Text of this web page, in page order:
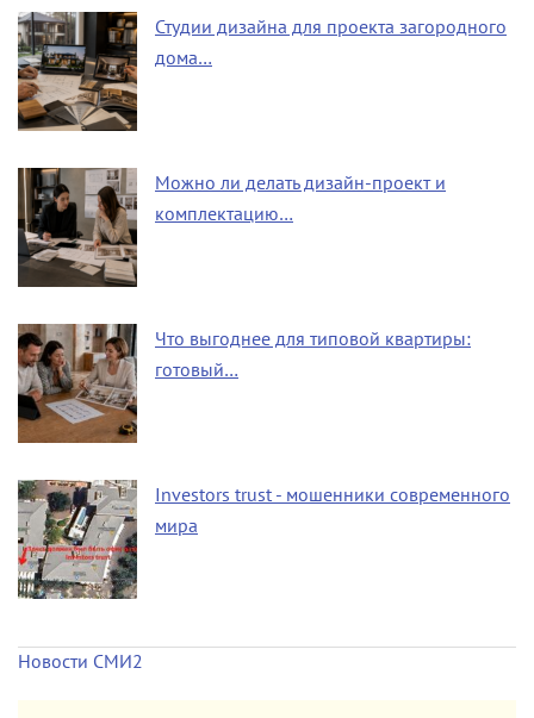
Студии дизайна для проекта загородного
дома…
Можно ли делать дизайн-проект и
комплектацию…
Что выгоднее для типовой квартиры:
готовый…
Investors trust - мошенники современного
мира
Новости СМИ2